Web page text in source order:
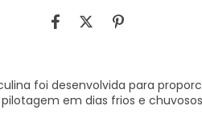
foi desenvolvida para
em dias frios e